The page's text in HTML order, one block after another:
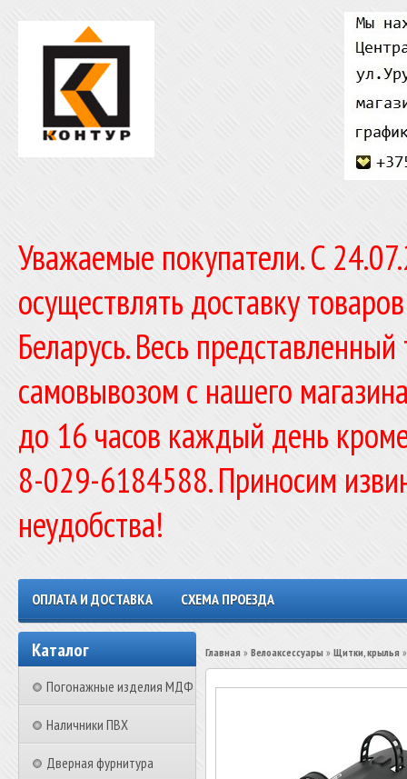
Уважаемые покупатели. C
осуществлять доставку
Беларусь. Весь
самовывозом с нашего
до 16 часов каждый день
8-029-6184588. Приносим
неудобства!
ОПЛАТА И ДОСТАВКА СХЕМА ПРОЕЗДА
Каталог
Погонажные изделия МДФ
Наличники ПВХ
Дверная фурнитура
Главная » Велоаксессуары » Щитки, крылья